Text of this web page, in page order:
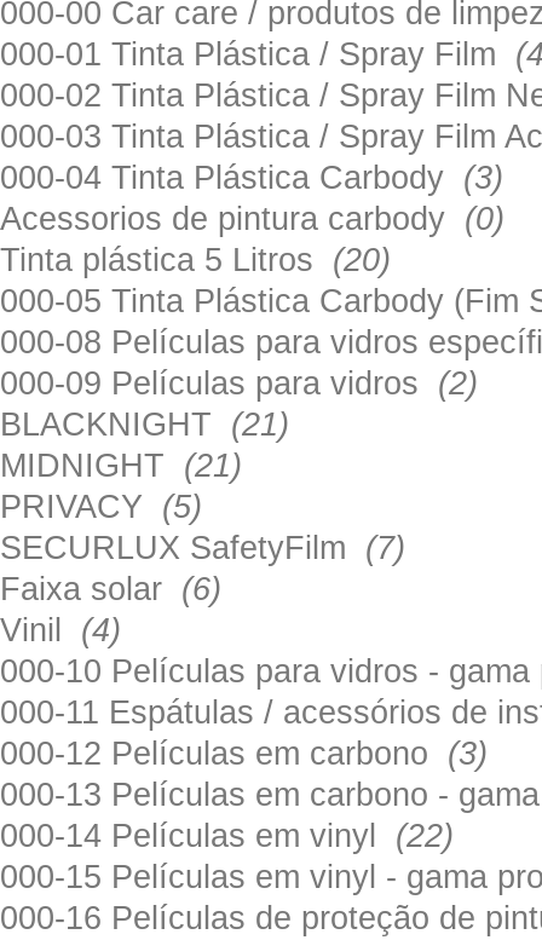
000-00 Car care / produtos de
000-01 Tinta Plástica / Spray Film
000-02 Tinta Plástica / Spray Film
000-03 Tinta Plástica / Spray Film
000-04 Tinta Plástica Carbody (3)
Acessorios de pintura carbody (0)
Tinta plástica 5 Litros (20)
000-05 Tinta Plástica Carbody
000-08 Películas para vidros
000-09 Películas para vidros (2)
BLACKNIGHT (21)
MIDNIGHT (21)
PRIVACY (5)
SECURLUX SafetyFilm (7)
Faixa solar (6)
Vinil (4)
000-10 Películas para vidros -
000-11 Espátulas / acessórios de
000-12 Películas em carbono (3)
000-13 Películas em carbono -
000-14 Películas em vinyl (22)
000-15 Películas em vinyl - gama
000-16 Películas de proteção de